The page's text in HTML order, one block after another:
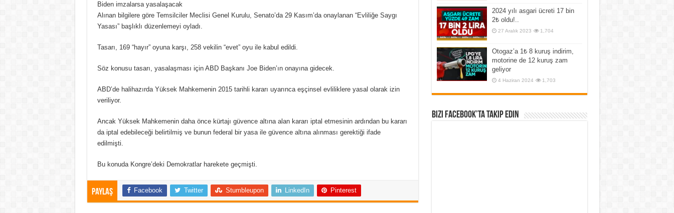
Biden imzalarsa yasalaşacak
Alınan bilgilere göre Temsilciler Meclisi Genel Kurulu, Senato’da 29 Kasım’da onaylanan “Evliliğe Saygı
Yasası” başlıklı düzenlemeyi oyladı.
Tasarı, 169 “hayır” oyuna karşı, 258 vekilin “evet” oyu ile kabul edildi.
Söz konusu tasarı, yasalaşması için ABD Başkanı Joe Biden’ın onayına gidecek.
ABD’de halihazırda Yüksek Mahkemenin 2015 tarihli kararı uyarınca eşçinsel evliliklere yasal olarak izin
veriliyor.
Ancak Yüksek Mahkemenin daha önce kürtajı güvence altına alan kararı iptal etmesinin ardından bu kararı
da iptal edebileceği belirtilmiş ve bunun federal bir yasa ile güvence altına alınması gerektiği ifade
edilmişti.
Bu konuda Kongre’deki Demokratlar harekete geçmişti.
Paylaş Facebook Twitter Stumbleupon LinkedIn Pinterest
2024 yılı asgari ücreti 17 bin
2₺ oldu!..
27 Aralık 2023 1,704
Otogaz’a 1₺ 8 kuruş indirim,
motorine de 12 kuruş zam
geliyor
4 Haziran 2024 1,703
Bizi Facebook’ta Takip Edin